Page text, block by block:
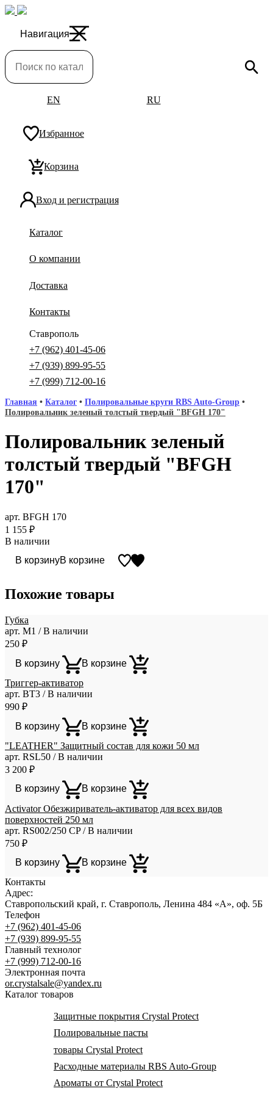
Навигация
EN RU
Избранное
Корзина
Вход и регистрация
Каталог
О компании
Доставка
Контакты
Ставрополь
+7 (962) 401-45-06
+7 (939) 899-95-55
+7 (999) 712-00-16
Главная • Каталог • Полировальные круги RBS Auto-Group •
Полировальник зеленый толстый твердый "BFGH 170"
Полировальник зеленый
толстый твердый "BFGH
170"
арт. BFGH 170
1 155 ₽
В наличии
В корзинуВ корзине
Похожие товары
Губка
арт. М1 / В наличии
250 ₽
В корзину
В корзине
Триггер-активатор
арт. ВТ3 / В наличии
990 ₽
В корзину
В корзине
"LEATHER" Защитный состав для кожи 50 мл
арт. RSL50 / В наличии
3 200 ₽
В корзину
В корзине
Activator Обезжириватель-активатор для всех видов
поверхностей 250 мл
арт. RS002/250 CP / В наличии
750 ₽
В корзину
В корзине
Контакты
Адрес:
Ставропольский край, г. Ставрополь, Ленина 484 «А», оф. 5Б
Телефон
+7 (962) 401-45-06
+7 (939) 899-95-55
Главный технолог
+7 (999) 712-00-16
Электронная почта
or.crystalsale@yandex.ru
Каталог товаров
Защитные покрытия Crystal Protect
Полировальные пасты
товары Crystal Protect
Расходные материалы RBS Auto-Group
Ароматы от Crystal Protect